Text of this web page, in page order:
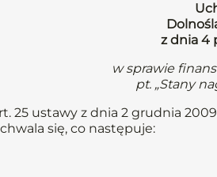
z dnia 4
w sprawie
pt. „Stany
25 ustawy z dnia 2 grudnia
uchwala się, co